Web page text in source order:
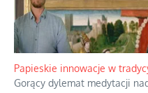
Kamienie i siekiery przeciw
Gorzka analityka decyzji